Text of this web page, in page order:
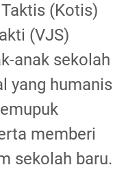
(Kotis)
(VJS)
anak sekolah
yang humanis
memberi
sekolah baru.